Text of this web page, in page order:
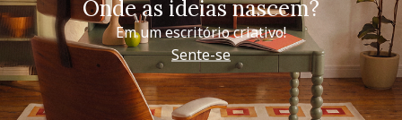
Onde as ideias nascem?
Em um escritório criativo!
Sente-se